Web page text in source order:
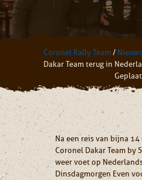
Coronel Rally Team / Nieuws
Dakar Team terug in
Na een reis van bijna
Coronel Dakar Team by
weer voet op
Dinsdagmorgen Even